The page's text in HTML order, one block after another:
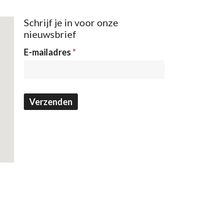
Schrijf je in voor onze
nieuwsbrief
Nieuwsbrief
E-mailadres*
Verzenden